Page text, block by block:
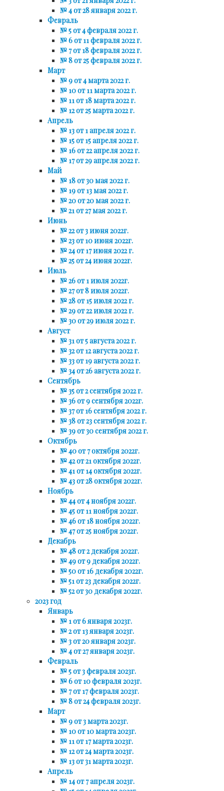
№ 4 от 28 января 2022 г.
Февраль
№ 5 от 4 февраля 2022 г.
№ 6 от 11 февраля 2022 г.
№ 7 от 18 февраля 2022 г.
№ 8 от 25 февраля 2022 г.
Март
№ 9 от 4 марта 2022 г.
№ 10 от 11 марта 2022 г.
№ 11 от 18 марта 2022 г.
№ 12 от 25 марта 2022 г.
Апрель
№ 13 от 1 апреля 2022 г.
№ 15 от 15 апреля 2022 г.
№ 16 от 22 апреля 2022 г.
№ 17 от 29 апреля 2022 г.
Май
№ 18 от 30 мая 2022 г.
№ 19 от 13 мая 2022 г.
№ 20 от 20 мая 2022 г.
№ 21 от 27 мая 2022 г.
Июнь
№ 22 от 3 июня 2022г.
№ 23 от 10 июня 2022г.
№ 24 от 17 июня 2022 г.
№ 25 от 24 июня 2022г.
Июль
№ 26 от 1 июля 2022г.
№ 27 от 8 июля 2022г.
№ 28 от 15 июля 2022 г.
№ 29 от 22 июля 2022 г.
№ 30 от 29 июля 2022 г.
Август
№ 31 от 5 августа 2022 г.
№ 32 от 12 августа 2022 г.
№ 33 от 19 августа 2022 г.
№ 34 от 26 августа 2022 г.
Сентябрь
№ 35 от 2 сентября 2022 г.
№ 36 от 9 сентября 2022г.
№ 37 от 16 сентября 2022 г.
№ 38 от 23 сентября 2022 г.
№ 39 от 30 сентября 2022 г.
Октябрь
№ 40 от 7 октября 2022г.
№ 42 от 21 октября 2022г.
№ 41 от 14 октября 2022г.
№ 43 от 28 октября 2022г.
Ноябрь
№ 44 от 4 ноября 2022г.
№ 45 от 11 ноября 2022г.
№ 46 от 18 ноября 2022г.
№ 47 от 25 ноября 2022г.
Декабрь
№ 48 от 2 декабря 2022г.
№ 49 от 9 декабря 2022г.
№ 50 от 16 декабря 2022г.
№ 51 от 23 декабря 2022г.
№ 52 от 30 декабря 2022г.
2023 год
Январь
№ 1 от 6 января 2023г.
№ 2 от 13 января 2023г.
№ 3 от 20 января 2023г.
№ 4 от 27 января 2023г.
Февраль
№ 5 от 3 февраля 2023г.
№ 6 от 10 февраля 2023г.
№ 7 от 17 февраля 2023г.
№ 8 от 24 февраля 2023г.
Март
№ 9 от 3 марта 2023г.
№ 10 от 10 марта 2023г.
№ 11 от 17 марта 2023г.
№ 12 от 24 марта 2023г.
№ 13 от 31 марта 2023г.
Апрель
№ 14 от 7 апреля 2023г.